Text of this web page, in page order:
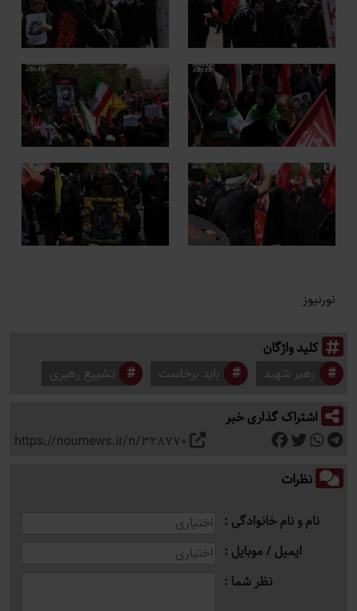
نورنیوز
کلید واژگان
رهبر شهید باید برخاست تشییع رهبری
اشتراک گذاری خبر
https://nournews.ir/n/328770
نظرات
نام و نام خانوادگی
ایمیل / موبایل
نظر شما